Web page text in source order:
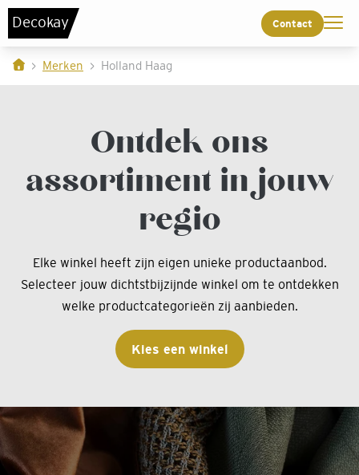
Decokay Contact
Merken Holland Haag
Ontdek ons
assortiment in jouw
regio
Elke winkel heeft zijn eigen unieke productaanbod.
Selecteer jouw dichtstbijzijnde winkel om te ontdekken
welke productcategorieën zij aanbieden.
Kies een winkel